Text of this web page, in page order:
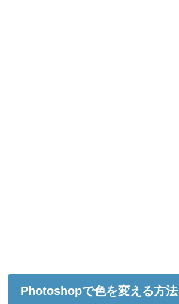
Photoshopで色を変える方法